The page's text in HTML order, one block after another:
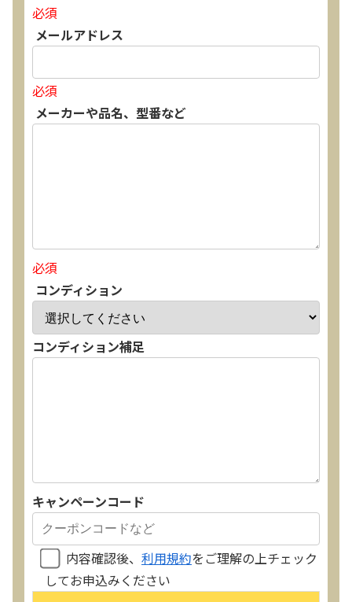
必須
メールアドレス
必須
メーカーや品名、型番など
必須
コンディション
コンディション補足
キャンペーンコード
内容確認後、 利用規約をご理解の上チェック
してお申込みください